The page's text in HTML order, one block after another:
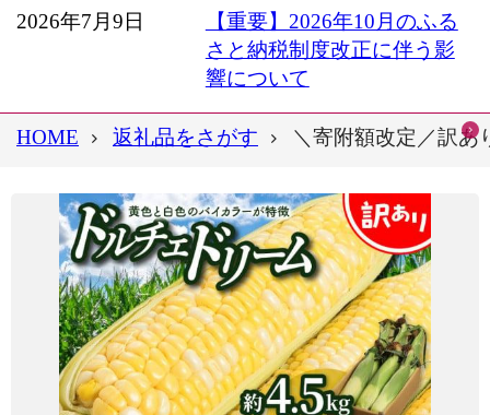
2026年7月9日
【重要】2026年10月のふる
さと納税制度改正に伴う影
響について
HOME 返礼品をさがす ＼寄附額改定／訳あ